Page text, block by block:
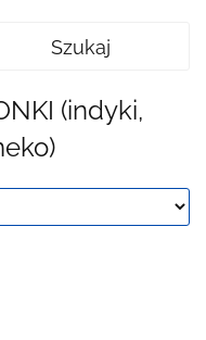
Szukaj
(indyki,